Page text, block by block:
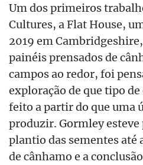
Um dos primeiros
Cultures, a Flat House,
2019 em
painéis prensados de
campos ao redor, foi
exploração de que tipo
feito a partir do que uma
produzir. Gormley esteve
plantio das sementes até
de cânhamo e a